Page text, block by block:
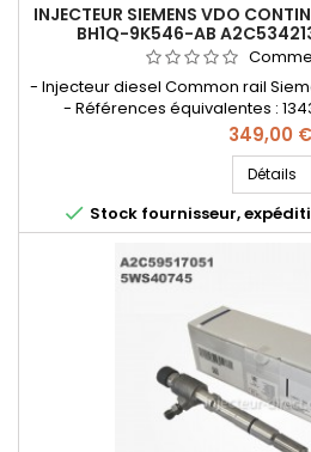
INJECTEUR SIEMENS VDO
BH1Q-9K546-AB
- Injecteur diesel Common rail
- Références équivalentes :
5WS40745 9801125480
A2C53421318 A2C59517051
BK2Q9K546AG BH1Q-9K546-AB
AG LR032067
Prix
349,00 €
Détails
 Stock fournisseur,